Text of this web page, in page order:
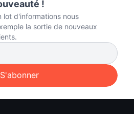
!
lot d'informations nous
la sortie de nouveaux
S'abonner